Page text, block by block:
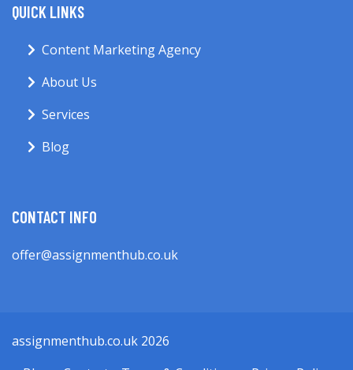
QUICK LINKS
Content Marketing Agency
About Us
Services
Blog
CONTACT INFO
offer@assignmenthub.co.uk
assignmenthub.co.uk 2026